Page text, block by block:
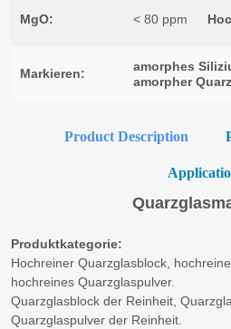
Product Description
Produktkategorie:
Hochreiner Quarzglasblock,
hochreines Quarzglaspulver.
Quarzglasblock der Reinheit,
Quarzglaspulver der Reinheit.